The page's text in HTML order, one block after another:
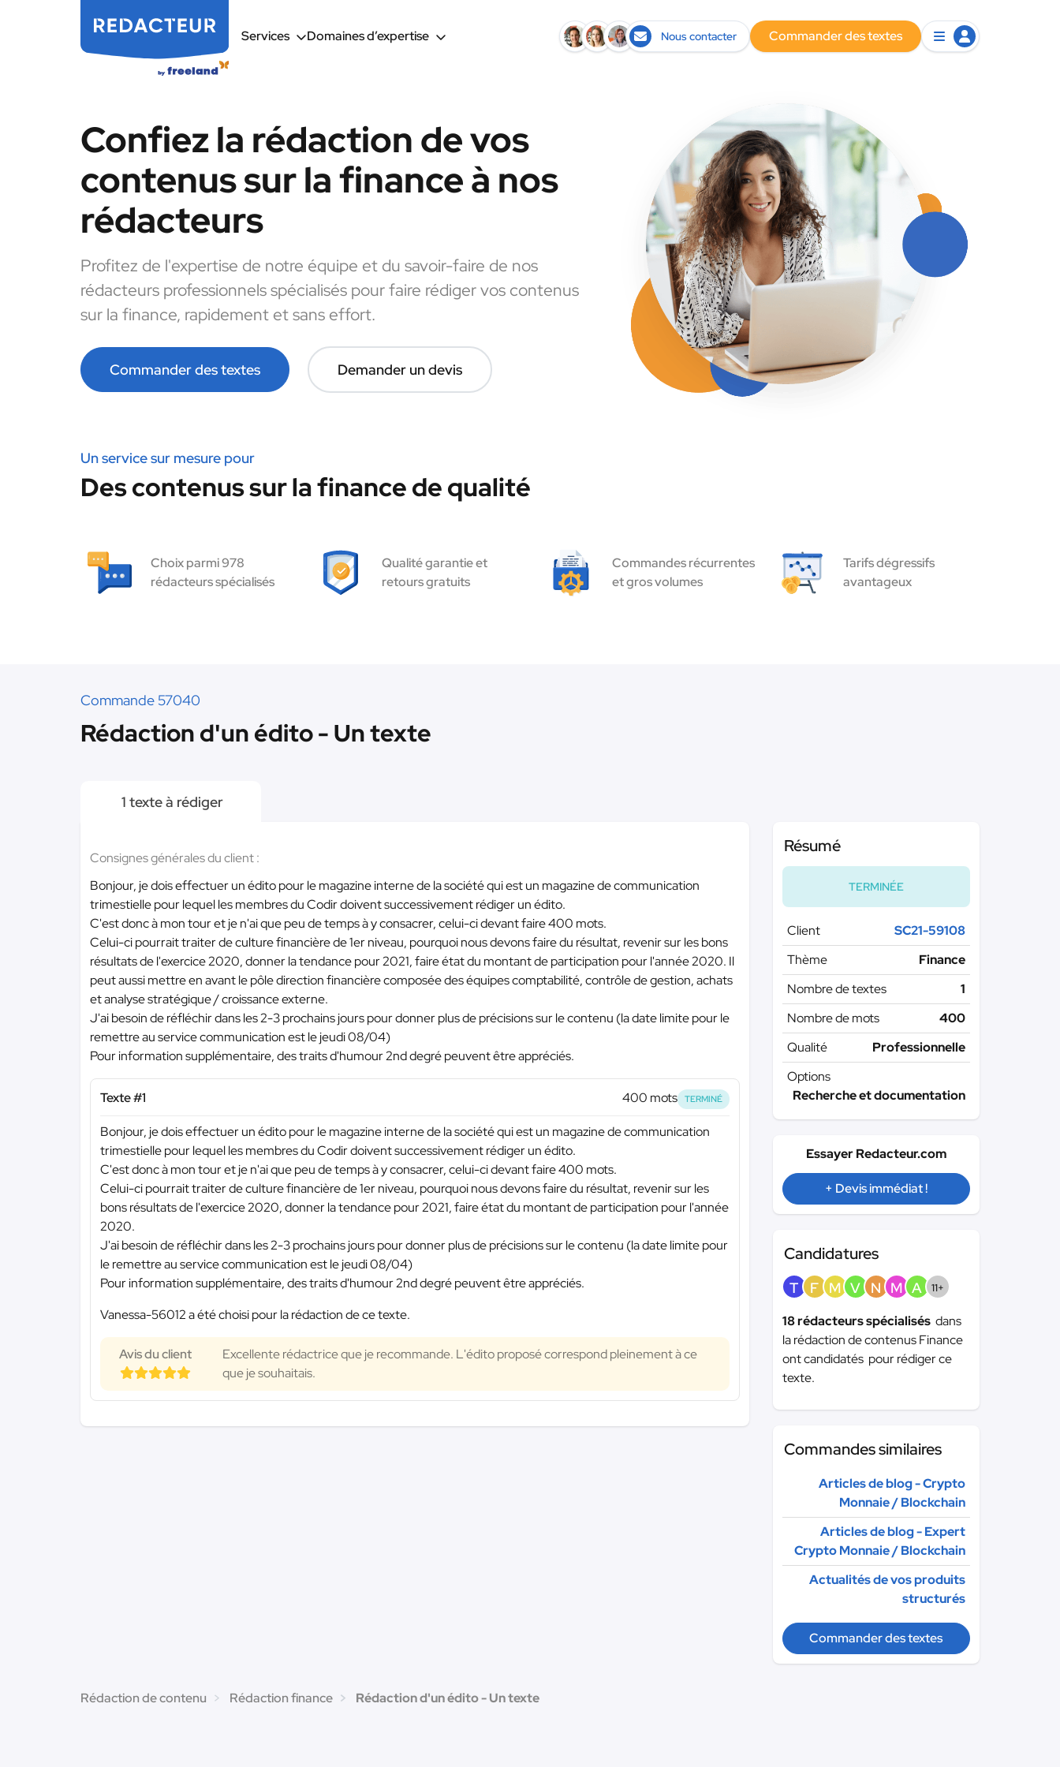
Services Domaines d’expertise Nous contacter Commander des textes
Confiez la rédaction de vos
contenus sur la finance à nos
rédacteurs
Profitez de l'expertise de notre équipe et du savoir-faire de nos
rédacteurs professionnels spécialisés pour faire rédiger vos contenus
sur la finance, rapidement et sans effort.
Commander des textes Demander un devis
Un service sur mesure pour
Des contenus sur la finance de qualité
Choix parmi 978
rédacteurs spécialisés
Qualité garantie et
retours gratuits
Commandes récurrentes
et gros volumes
Tarifs dégressifs
avantageux
Commande 57040
Rédaction d'un édito - Un texte
1 texte à rédiger
Consignes générales du client :
Bonjour, je dois effectuer un édito pour le magazine interne de la société qui est un magazine de communication
trimestielle pour lequel les membres du Codir doivent successivement rédiger un édito.
C'est donc à mon tour et je n'ai que peu de temps à y consacrer, celui-ci devant faire 400 mots.
Celui-ci pourrait traiter de culture financière de 1er niveau, pourquoi nous devons faire du résultat, revenir sur les bons
résultats de l'exercice 2020, donner la tendance pour 2021, faire état du montant de participation pour l'année 2020. Il
peut aussi mettre en avant le pôle direction financière composée des équipes comptabilité, contrôle de gestion, achats
et analyse stratégique / croissance externe.
J'ai besoin de réfléchir dans les 2-3 prochains jours pour donner plus de précisions sur le contenu (la date limite pour le
remettre au service communication est le jeudi 08/04)
Pour information supplémentaire, des traits d'humour 2nd degré peuvent être appréciés.
Texte #1 400 mots TERMINÉ
Bonjour, je dois effectuer un édito pour le magazine interne de la société qui est un magazine de communication
trimestielle pour lequel les membres du Codir doivent successivement rédiger un édito.
C'est donc à mon tour et je n'ai que peu de temps à y consacrer, celui-ci devant faire 400 mots.
Celui-ci pourrait traiter de culture financière de 1er niveau, pourquoi nous devons faire du résultat, revenir sur les
bons résultats de l'exercice 2020, donner la tendance pour 2021, faire état du montant de participation pour l'année
2020.
J'ai besoin de réfléchir dans les 2-3 prochains jours pour donner plus de précisions sur le contenu (la date limite pour
le remettre au service communication est le jeudi 08/04)
Pour information supplémentaire, des traits d'humour 2nd degré peuvent être appréciés.
Vanessa-56012 a été choisi pour la rédaction de ce texte.
Avis du client
Excellente rédactrice que je recommande. L'édito proposé correspond pleinement à ce
que je souhaitais.
Résumé
TERMINÉE
Client
SC21-59108
Thème
Finance
Nombre de textes
1
Nombre de mots
400
Qualité
Professionnelle
Options
Recherche et documentation
Essayer Redacteur.com
+ Devis immédiat !
Candidatures
T F M V N M A 11+
18 rédacteurs spécialisés dans
la rédaction de contenus Finance
ont candidatés pour rédiger ce
texte.
Commandes similaires
Articles de blog - Crypto
Monnaie / Blockchain
Articles de blog - Expert
Crypto Monnaie / Blockchain
Actualités de vos produits
structurés
Commander des textes
Rédaction de contenu Rédaction finance Rédaction d'un édito - Un texte